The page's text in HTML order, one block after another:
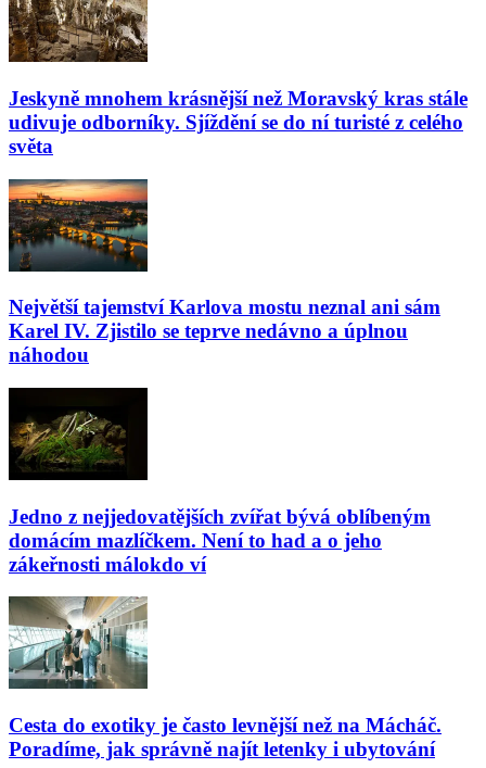
Jeskyně mnohem krásnější než Moravský kras stále
udivuje odborníky. Sjíždění se do ní turisté z celého
světa
Největší tajemství Karlova mostu neznal ani sám
Karel IV. Zjistilo se teprve nedávno a úplnou
náhodou
Jedno z nejjedovatějších zvířat bývá oblíbeným
domácím mazlíčkem. Není to had a o jeho
zákeřnosti málokdo ví
Cesta do exotiky je často levnější než na Mácháč.
Poradíme, jak správně najít letenky i ubytování